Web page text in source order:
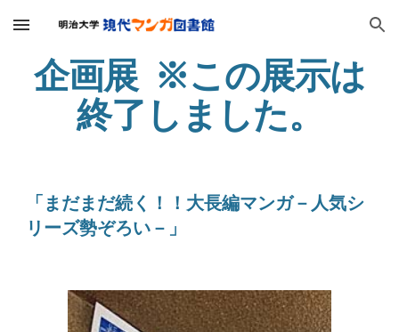
Skip to main content Skip to navigation
企画展  ※この展示は
終了しました。
「まだまだ続く！！大長編マンガ－人気シ
リーズ勢ぞろい－」